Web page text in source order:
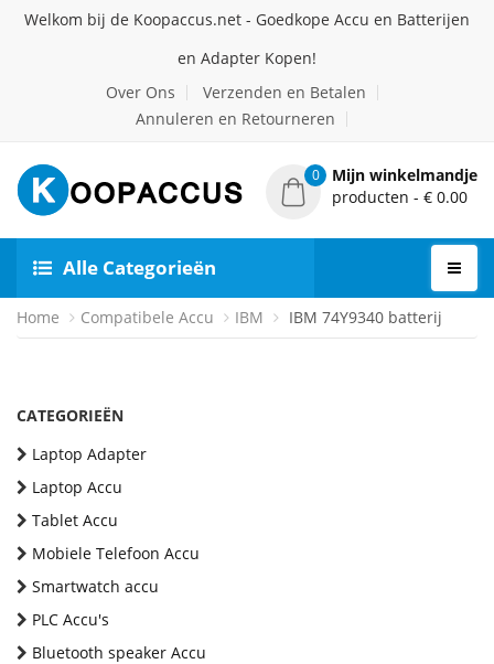
Welkom bij de Koopaccus.net - Goedkope Accu en Batterijen
en Adapter Kopen!
Over Ons
Verzenden en Betalen
Annuleren en Retourneren
0
Mijn winkelmandje
producten - € 0.00
Alle Categorieën
Home Compatibele Accu IBM IBM 74Y9340 batterij
CATEGORIEËN
Laptop Adapter
Laptop Accu
Tablet Accu
Mobiele Telefoon Accu
Smartwatch accu
PLC Accu's
Bluetooth speaker Accu